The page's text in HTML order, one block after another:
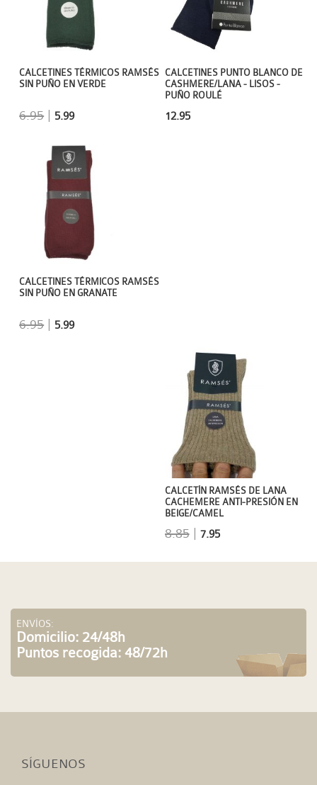
CALCETINES PUNTO BLANCO DE
CASHMERE/LANA - LISOS -
PUÑO ROULÉ
12.95
CALCETINES TÉRMICOS RAMSÉS
SIN PUÑO EN VERDE
6.95 5.99
CALCETINES TÉRMICOS RAMSÉS
SIN PUÑO EN GRANATE
6.95 5.99
CALCETÍN RAMSÉS DE LANA
CACHEMERE ANTI-PRESIÓN EN
BEIGE/CAMEL
8.85| 7.95
ENVÍOS:
Domicilio: 24/48h
Puntos recogida: 48/72h
SÍGUENOS